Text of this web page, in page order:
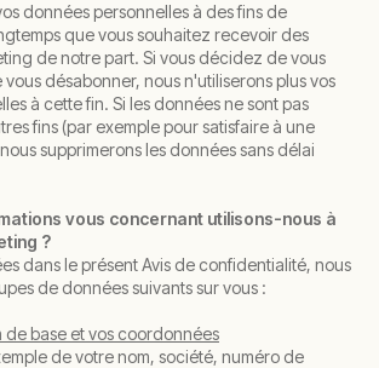
données personnelles à des fins de
que vous souhaitez recevoir des
de notre part. Si vous décidez de vous
désabonner, nous n'utiliserons plus vos
à cette fin. Si les données ne sont pas
fins (par exemple pour satisfaire à une
supprimerons les données sans délai
vous concernant utilisons-nous à
?
dans le présent Avis de confidentialité, nous
de données suivants sur vous :
base et vos coordonnées
de votre nom, société, numéro de